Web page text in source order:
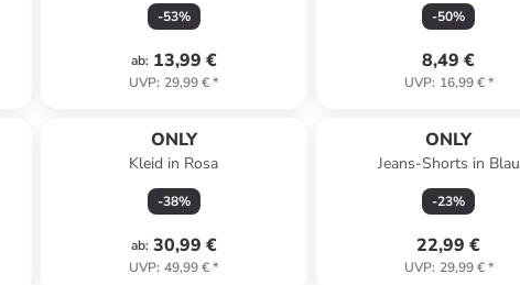
-53%
ab: 13,99 €
UVP: 29,99 €*
-50%
8,49 €
UVP: 16,99 €*
ONLY
Kleid in Rosa
-38%
ab: 30,99 €
UVP: 49,99 €*
ONLY
Jeans-Shorts in Blau
-23%
22,99 €
UVP: 29,99 €*